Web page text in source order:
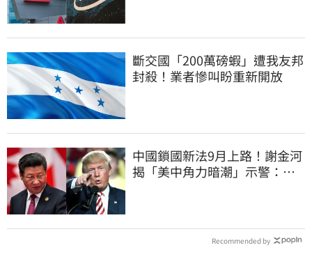
斷交國「200萬磅蝦」遭我友邦
封殺！業者慘叫盼重新開放
中國鎖國新法9月上路！謝金河
揭「美中角力暗潮」示警：台
Recommended by